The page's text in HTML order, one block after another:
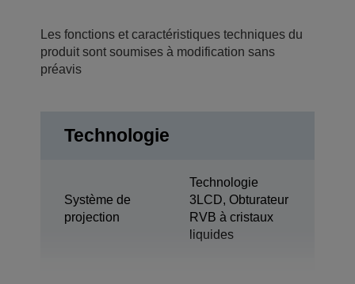
Les fonctions et caractéristiques techniques du
produit sont soumises à modification sans
préavis
Technologie
Système de
projection
Technologie
3LCD, Obturateur
RVB à cristaux
liquides